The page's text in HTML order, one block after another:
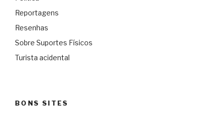
Reportagens
Resenhas
Sobre Suportes Físicos
Turista acidental
BONS SITES